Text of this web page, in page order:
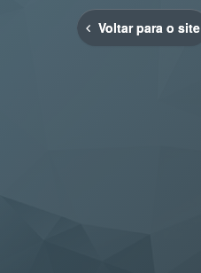
Voltar para o site